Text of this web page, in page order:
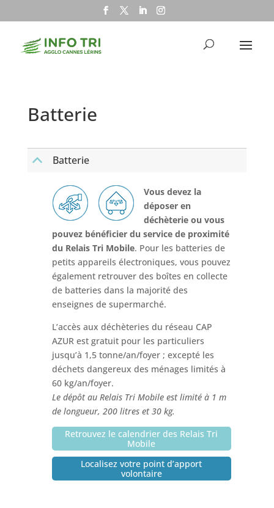
Batterie
B Batterie
Vous devez la
déposer en
déchèterie ou vous
pouvez bénéficier du service de proximité
du Relais Tri Mobile. Pour les batteries de
petits appareils électroniques, vous pouvez
également retrouver des boîtes en collecte
de batteries dans la majorité des
enseignes de supermarché.
L’accès aux déchèteries du réseau CAP
AZUR est gratuit pour les particuliers
jusqu’à 1,5 tonne/an/foyer ; excepté les
déchets dangereux des ménages limités à
60 kg/an/foyer.
Le dépôt au Relais Tri Mobile est limité à 1 m
de longueur, 200 litres et 30 kg.
Retrouvez le calendrier des Relais Tri
Mobile
Localisez votre point d’apport
volontaire